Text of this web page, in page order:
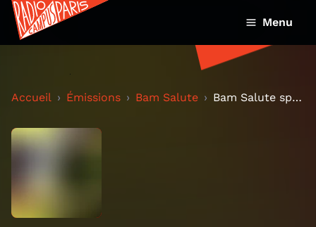
Menu
Accueil Émissions Bam Salute Bam Salute special Ini Kamoze & Combination Tunes